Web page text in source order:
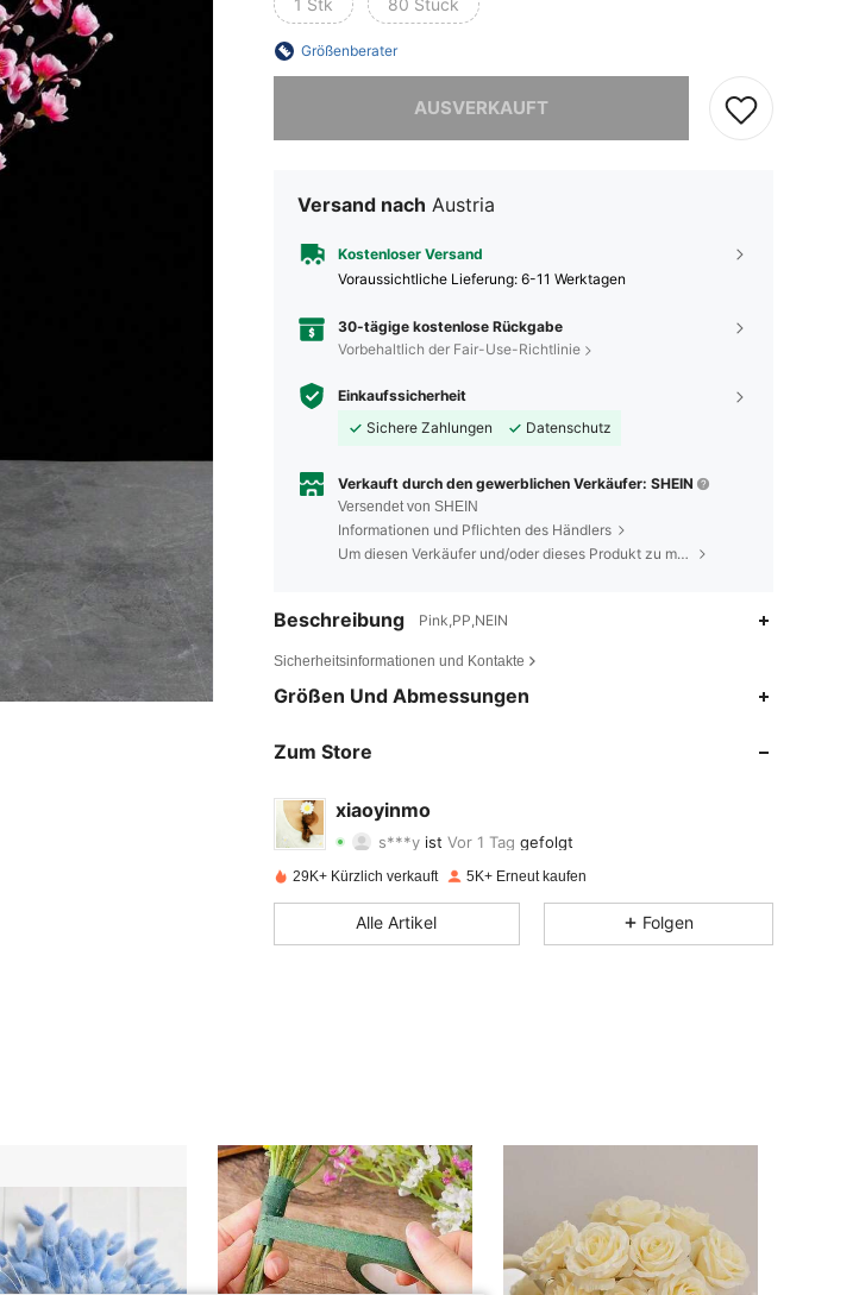
1 Stk 80 Stück
Größenberater
AUSVERKAUFT
Versand nach Austria
Kostenloser Versand
Voraussichtliche Lieferung: 6-11 Werktagen
30-tägige kostenlose Rückgabe
Vorbehaltlich der Fair-Use-Richtlinie
Einkaufssicherheit
Sichere Zahlungen
Datenschutz
Verkauft durch den gewerblichen Verkäufer: SHEIN
Versendet von SHEIN
Informationen und Pflichten des Händlers
Um diesen Verkäufer und/oder dieses Produkt zu melden
Beschreibung Pink,PP,NEIN
Sicherheitsinformationen und Kontakte
Größen Und Abmessungen
Zum Store
xiaoyinmo
4,80 260
4,80
4,80
s***y ist Vor 1 Tag gefolgt
4,80 Bewertung 260Artikel 565
4,80 260 565
4,80 260
29K+ Kürzlich verkauft 5K+ Erneut kaufen
Alle Artikel Folgen